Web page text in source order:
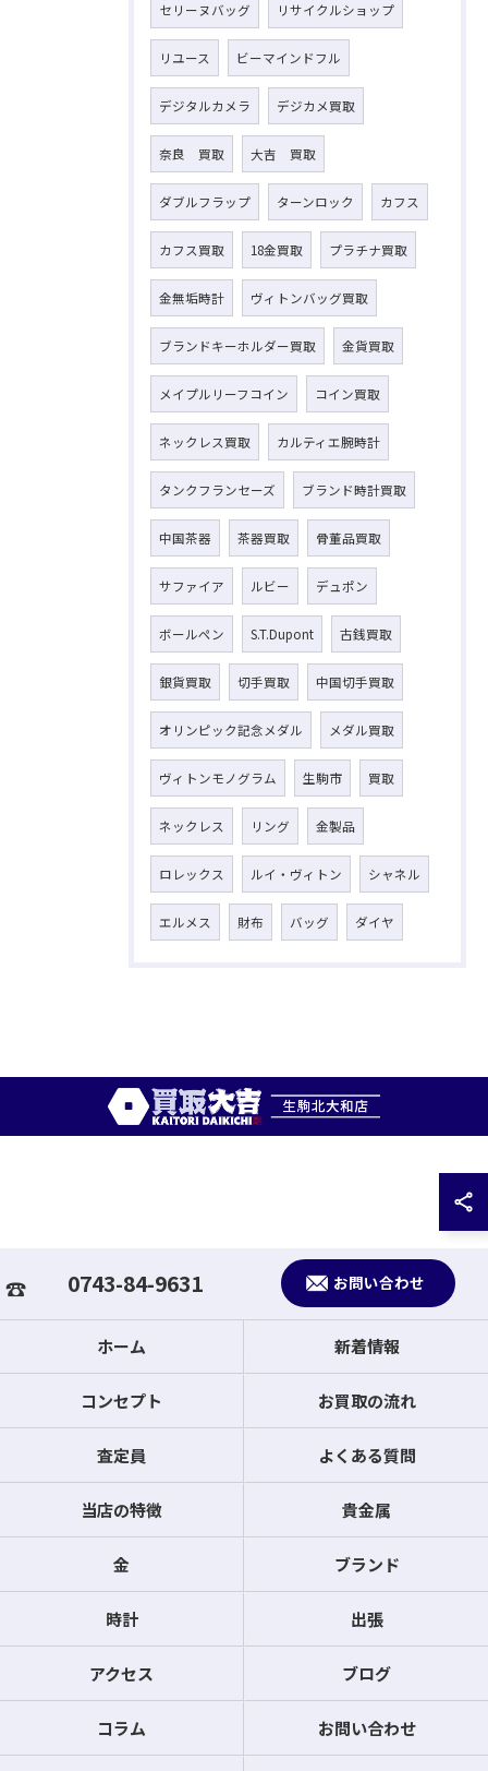
セリーヌバッグ リサイクルショップ
リユース ビーマインドフル
デジタルカメラ デジカメ買取
奈良 買取 大吉 買取
ダブルフラップ ターンロック カフス
カフス買取 18金買取 プラチナ買取
金無垢時計 ヴィトンバッグ買取
ブランドキーホルダー買取 金貨買取
メイプルリーフコイン コイン買取
ネックレス買取 カルティエ腕時計
タンクフランセーズ ブランド時計買取
中国茶器 茶器買取 骨董品買取
サファイア ルビー デュポン
ボールペン S.T.Dupont 古銭買取
銀貨買取 切手買取 中国切手買取
オリンピック記念メダル メダル買取
ヴィトンモノグラム 生駒市 買取
ネックレス リング 金製品
ロレックス ルイ・ヴィトン シャネル
エルメス 財布 バッグ ダイヤ
0743-84-9631 お問い合わせ
ホーム 新着情報
コンセプト お買取の流れ
査定員 よくある質問
当店の特徴 貴金属
金 ブランド
時計 出張
アクセス ブログ
コラム お問い合わせ